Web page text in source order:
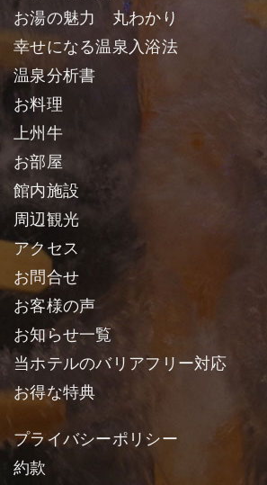
お湯の魅力 丸わかり
幸せになる温泉入浴法
温泉分析書
お料理
上州牛
お部屋
館内施設
周辺観光
アクセス
お問合せ
お客様の声
お知らせ一覧
当ホテルのバリアフリー対応
お得な特典
プライバシーポリシー
約款